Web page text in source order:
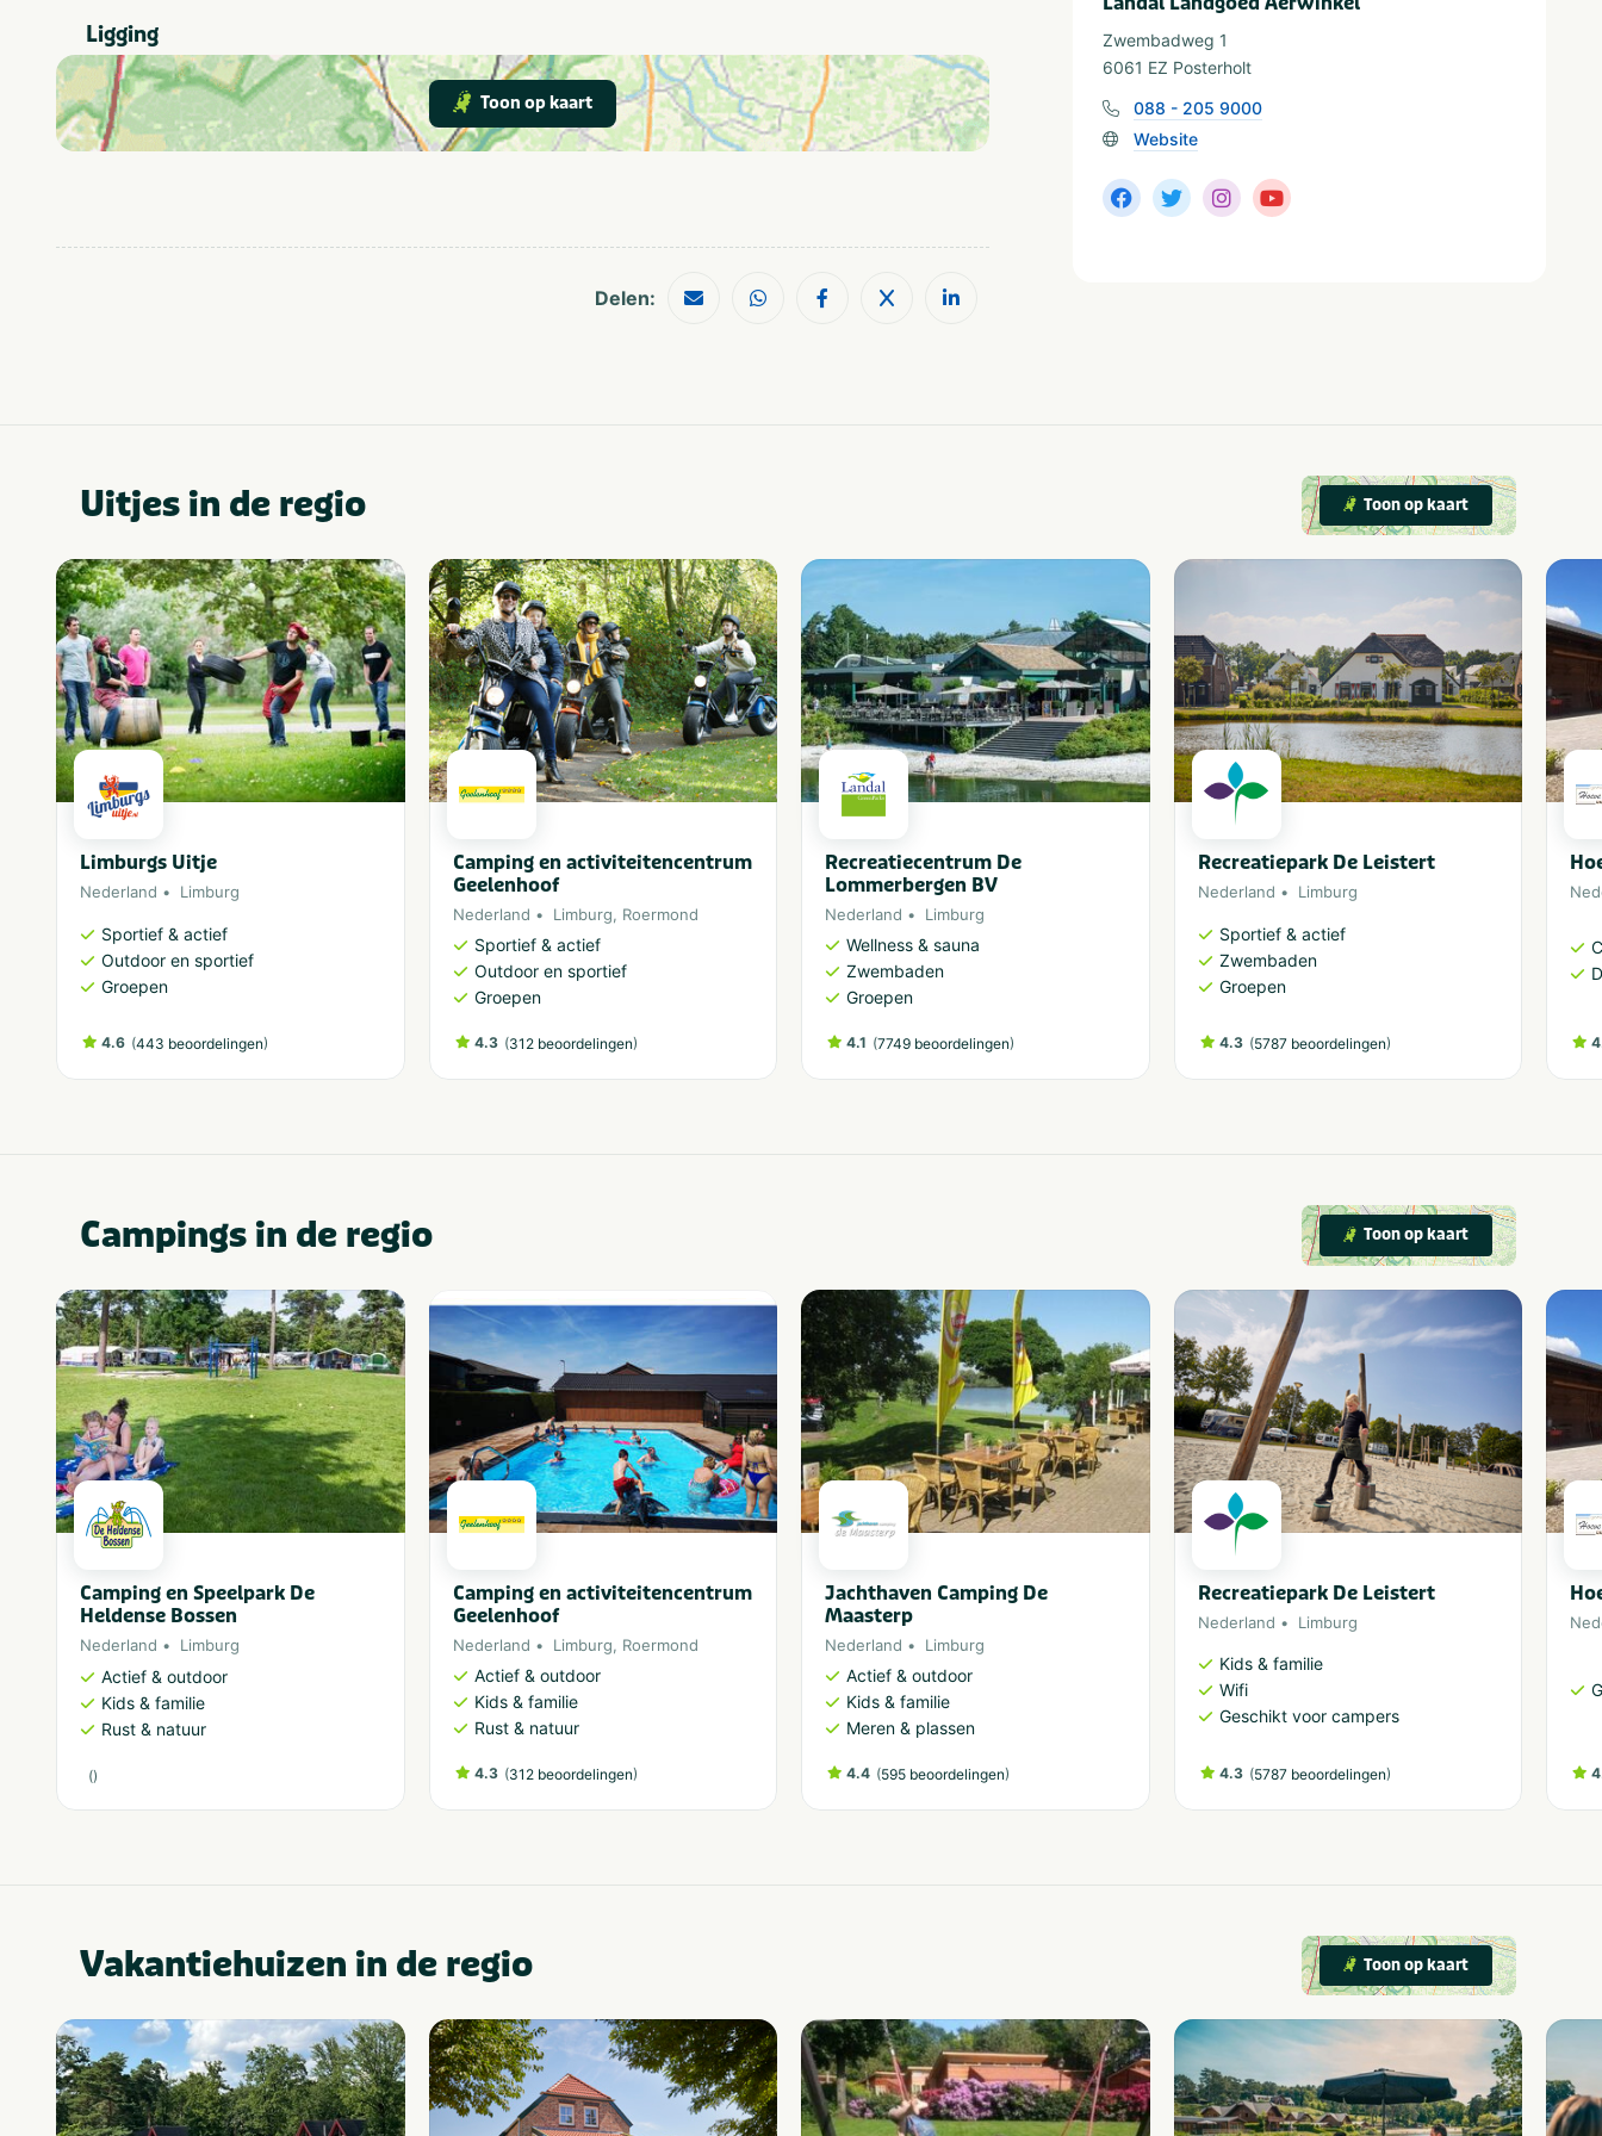
In de buurt
Attractiepark
Dierentuin
Fietsroutes
Restaurants
Wandelroutes
Musea en kastelen
Provincie(s) en streek Limburg
Ligging
Toon op kaart
Delen:
Zwembadweg 1
6061 EZ Posterholt
088 - 205 9000
Website
Uitjes in de regio Toon op kaart
Limburgs Uitje
Nederland Limburg
Sportief & actief
Outdoor en sportief
Groepen
4.6 (443 beoordelingen)
Camping en activiteitencentrum
Geelenhoof
Nederland Limburg, Roermond
Sportief & actief
Outdoor en sportief
Groepen
4.3 (312 beoordelingen)
Recreatiecentrum De
Lommerbergen BV
Nederland Limburg
Wellness & sauna
Zwembaden
Groepen
4.1 (7749 beoordelingen)
Recreatiepark De Leistert
Nederland Limburg
Sportief & actief
Zwembaden
Groepen
4.3 (5787 beoordelingen)
Campings in de regio Toon op kaart
Camping en Speelpark De
Heldense Bossen
Nederland Limburg
Actief & outdoor
Kids & familie
Rust & natuur
()
Camping en activiteitencentrum
Geelenhoof
Nederland Limburg, Roermond
Actief & outdoor
Kids & familie
Rust & natuur
4.3 (312 beoordelingen)
Jachthaven Camping De
Maasterp
Nederland Limburg
Actief & outdoor
Kids & familie
Meren & plassen
4.4 (595 beoordelingen)
Recreatiepark De Leistert
Nederland Limburg
Kids & familie
Wifi
Geschikt voor campers
4.3 (5787 beoordelingen)
Vakantiehuizen in de regio Toon op kaart